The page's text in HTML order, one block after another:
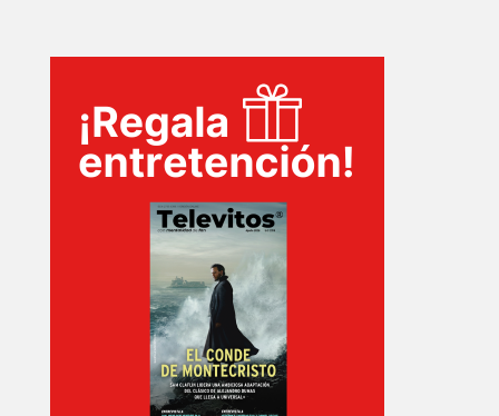
INICIO
PELICULAS
SERIES
TECNOVITOS